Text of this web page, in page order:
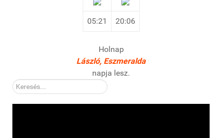
05:21 20:06
Holnap
László, Eszmeralda
napja lesz.
Kereső: